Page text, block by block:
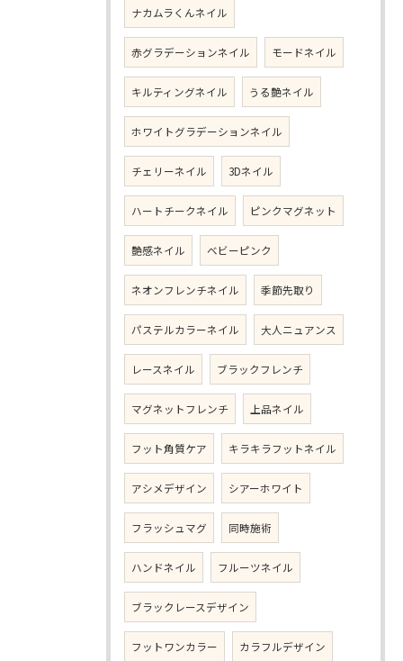
ナカムラくんネイル
赤グラデーションネイル モードネイル
キルティングネイル うる艶ネイル
ホワイトグラデーションネイル
チェリーネイル 3Dネイル
ハートチークネイル ピンクマグネット
艶感ネイル ベビーピンク
ネオンフレンチネイル 季節先取り
パステルカラーネイル 大人ニュアンス
レースネイル ブラックフレンチ
マグネットフレンチ 上品ネイル
フット角質ケア キラキラフットネイル
アシメデザイン シアーホワイト
フラッシュマグ 同時施術
ハンドネイル フルーツネイル
ブラックレースデザイン
フットワンカラー カラフルデザイン